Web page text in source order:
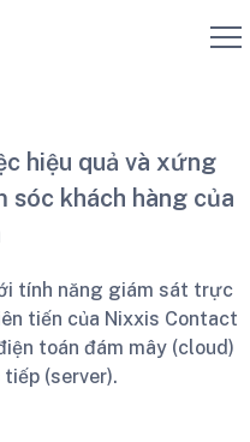
hiệu quả và xứng
sóc khách hàng của
tính năng giám sát trực
tiến của Nixxis Contact
toán đám mây (cloud)
(server).